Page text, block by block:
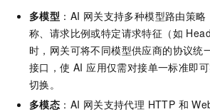
多模型 ：AI 网关支持多种模型路由策
称、请求比例或特定请求特征（如
时，网关可将不同模型供应商的协议统
接口，使 AI 应用仅需对接单一标准即
切换。
多模态 ：AI 网关支持代理 HTTP 和